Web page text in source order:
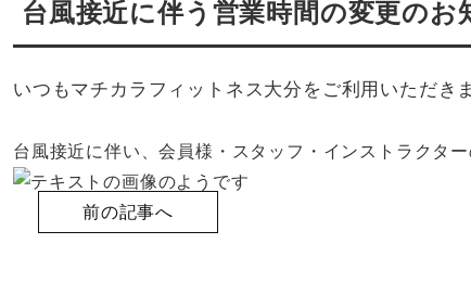
台風接近に伴う営業時間の変更のお
いつもマチカラフィットネス大分をご利用いただき
台風接近に伴い、会員様・スタッフ・インストラクタ
前の記事へ